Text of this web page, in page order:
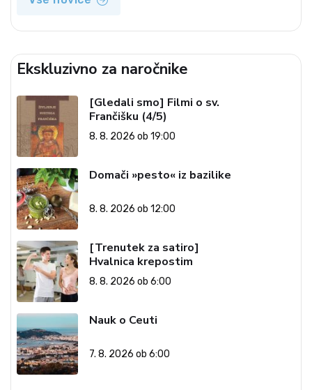
Ekskluzivno za naročnike
[Gledali smo] Filmi o sv.
Frančišku (4/5)
8. 8. 2026 ob 19:00
Domači »pesto« iz bazilike
8. 8. 2026 ob 12:00
[Trenutek za satiro]
Hvalnica krepostim
8. 8. 2026 ob 6:00
Nauk o Ceuti
7. 8. 2026 ob 6:00